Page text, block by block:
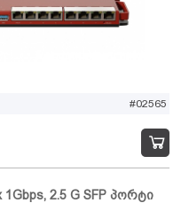
#02565
2.5 G SFP პორტი